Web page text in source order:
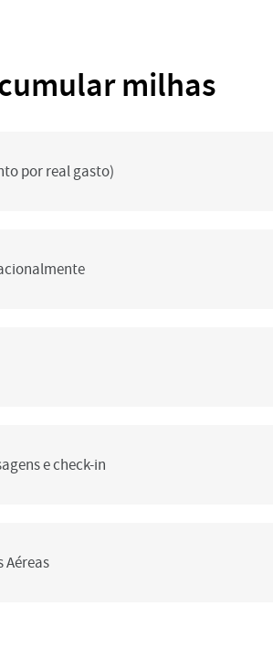
milhas
por real gasto)
e check-in
Aéreas